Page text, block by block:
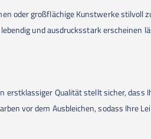
oder großflächige Kunstwerke stilvoll
und ausdrucksstark erscheinen
erstklassiger Qualität stellt sicher, dass
vor dem Ausbleichen, sodass Ihre